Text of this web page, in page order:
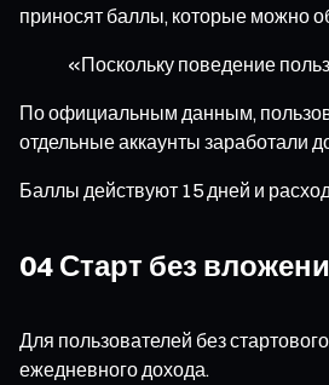
приносят баллы, которые можно
«Поскольку поведение
По официальным данным,
отдельные аккаунты заработали
Баллы действуют 15 дней и
04 Старт без
Для пользователей без
ежедневного дохода.